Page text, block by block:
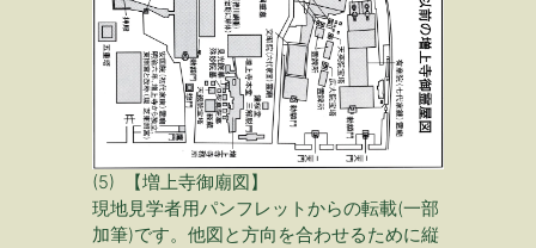
(5) 【増上寺御廟図】
現地見学者用パンフレットからの転載(一部
加筆)です。他図と方向を合わせるために縦